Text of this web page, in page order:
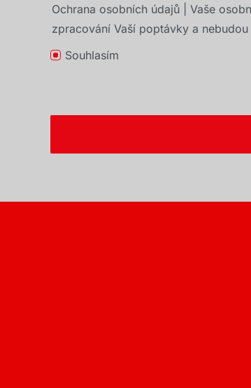
Ochrana osobních údajů | Vaše
zpracování Vaší poptávky a
Souhlasím